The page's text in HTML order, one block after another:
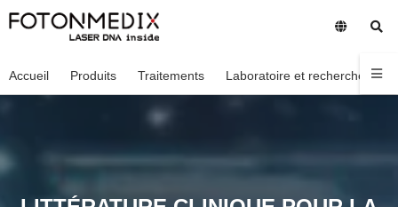
Accueil Produits Traitements Laboratoire et recherche